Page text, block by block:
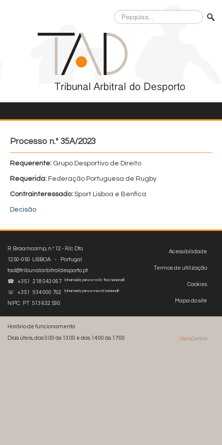
Pesquisa...
Processo n.º 35A/2023
Requerente: Grupo Desportivo de Direito
Requerida: Federação Portuguesa de Rugby
Contrainteressado: Sport Lisboa e Benfica
Decisão
Acessibilidade
Termos de utilização
Cookies
Mapa do site
R. Braamcamp, n.º 12 - R/c Dto.
1250-050 LISBOA - Portugal
tad@tribunalarbitraldesporto.pt
☎ +351 218 043 067
(chamada para a rede fixa nacional)
☏ +351 934 000 792 (chamada para a móvel nacional)
NIPC: PT 513 632 590
Horário de funcionamento:
Dias úteis, das 9:00 às 13:00 e das 14:00 às 17:00